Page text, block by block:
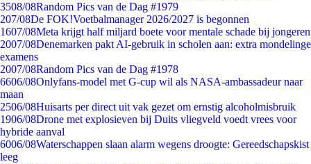
3508/08Random Pics van de Dag #1979
207/08De FOK!Voetbalmanager 2026/2027 is begonnen
1607/08Meta krijgt half miljard boete voor mentale schade bij jongeren
2007/08Denemarken pakt AI-gebruik in scholen aan: extra mondelinge
examens
2007/08Random Pics van de Dag #1978
6606/08Onlyfans-model met G-cup wil als NASA-ambassadeur naar
maan
2506/08Huisarts per direct uit vak gezet om ernstig alcoholmisbruik
1906/08Drone met explosieven bij Duits vliegveld voedt vrees voor
hybride aanval
6006/08Waterschappen slaan alarm wegens droogte: Gereedschapskist
leeg